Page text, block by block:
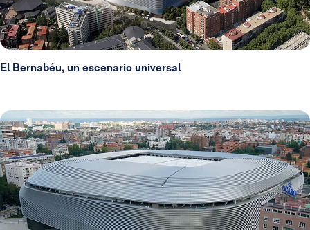
El Bernabéu, un escenario universal